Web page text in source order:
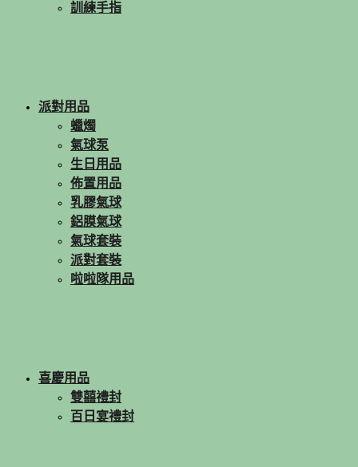
訓練手指
派對用品
蠟燭
氣球泵
生日用品
佈置用品
乳膠氣球
鋁膜氣球
氣球套裝
派對套裝
啦啦隊用品
喜慶用品
雙囍禮封
百日宴禮封